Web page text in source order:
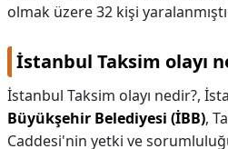
olmak üzere 32 kişi
İstanbul Taksim olayı
İstanbul Taksim olayı nedir?,
Büyükşehir Belediyesi (İBB),
Caddesi'nin yetki ve